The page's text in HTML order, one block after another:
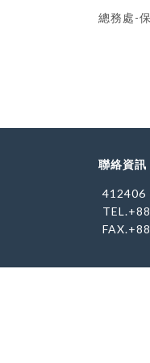
總務處-
聯絡資訊
412406